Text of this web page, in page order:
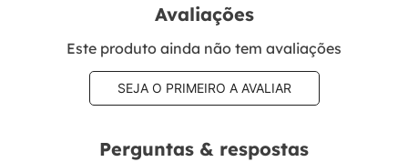
Avaliações
Este produto ainda não tem avaliações
SEJA O PRIMEIRO A AVALIAR
Perguntas & respostas